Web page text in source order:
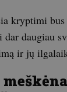
kryptimi
daugiau
ir jų